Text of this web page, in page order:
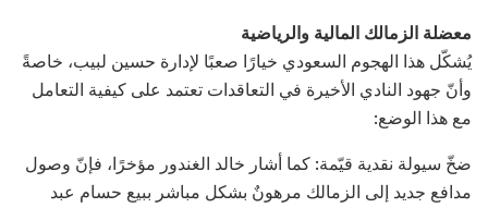
معضلة الزمالك المالية والرياضية
يُشكّل هذا الهجوم السعودي خيارًا صعبًا لإدارة حسين لبيب، خاصةً
وأنّ جهود النادي الأخيرة في التعاقدات تعتمد على كيفية التعامل
مع هذا الوضع:
ضخّ سيولة نقدية قيّمة: كما أشار خالد الغندور مؤخرًا، فإنّ وصول
مدافع جديد إلى الزمالك مرهونٌ بشكل مباشر ببيع حسام عبد